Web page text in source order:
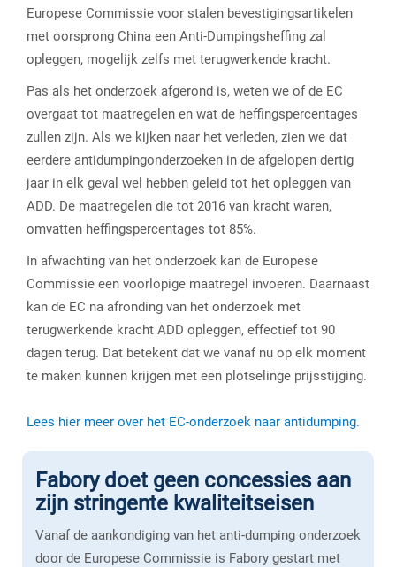
Europese Commissie voor stalen bevestigingsartikelen
met oorsprong China een Anti-Dumpingsheffing zal
opleggen, mogelijk zelfs met terugwerkende kracht.
Pas als het onderzoek afgerond is, weten we of de EC
overgaat tot maatregelen en wat de heffingspercentages
zullen zijn. Als we kijken naar het verleden, zien we dat
eerdere antidumpingonderzoeken in de afgelopen dertig
jaar in elk geval wel hebben geleid tot het opleggen van
ADD. De maatregelen die tot 2016 van kracht waren,
omvatten heffingspercentages tot 85%.
In afwachting van het onderzoek kan de Europese
Commissie een voorlopige maatregel invoeren. Daarnaast
kan de EC na afronding van het onderzoek met
terugwerkende kracht ADD opleggen, effectief tot 90
dagen terug. Dat betekent dat we vanaf nu op elk moment
te maken kunnen krijgen met een plotselinge prijsstijging.
Lees hier meer over het EC-onderzoek naar antidumping.
Fabory doet geen concessies aan
zijn stringente kwaliteitseisen
Vanaf de aankondiging van het anti-dumping onderzoek
door de Europese Commissie is Fabory gestart met